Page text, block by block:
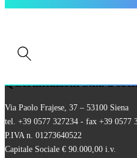
QCertificazioni S.r.l. a
Via Paolo Frajese, 37 – 53100 Siena
tel. +39 0577 327234 - fax +39 0577
P.IVA n. 01273640522
Capitale Sociale € 90.000,00 i.v.